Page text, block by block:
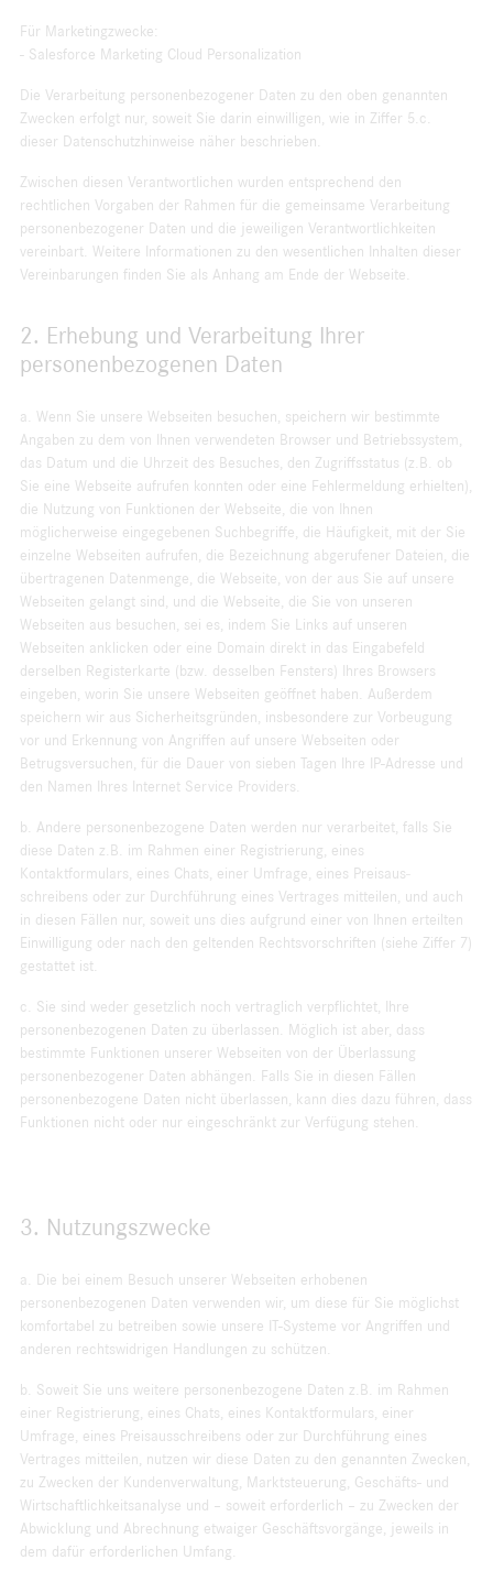
Für Marketingzwecke:
- Salesforce Marketing Cloud Personalization
Die Verarbeitung personenbezogener Daten zu den oben genannten
Zwecken erfolgt nur, soweit Sie darin einwilligen, wie in Ziffer 5.c.
dieser Datenschutzhinweise näher beschrieben.
Zwischen diesen Verantwortlichen wurden entsprechend den
rechtlichen Vorgaben der Rahmen für die gemeinsame Verarbeitung
personenbezogener Daten und die jeweiligen Verantwortlichkeiten
vereinbart. Weitere Informationen zu den wesentlichen Inhalten dieser
Vereinbarungen finden Sie als Anhang am Ende der Webseite.
2. Erhebung und Verarbeitung Ihrer
personenbezogenen Daten
a. Wenn Sie unsere Webseiten besuchen, speichern wir bestimmte
Angaben zu dem von Ihnen verwendeten Browser und Betriebssystem,
das Datum und die Uhrzeit des Besuches, den Zugriffsstatus (z.B. ob
Sie eine Webseite aufrufen konnten oder eine Fehlermeldung erhielten),
die Nutzung von Funktionen der Webseite, die von Ihnen
möglicherweise eingegebenen Suchbegriffe, die Häufigkeit, mit der Sie
einzelne Webseiten aufrufen, die Bezeichnung abgerufener Dateien, die
übertragenen Datenmenge, die Webseite, von der aus Sie auf unsere
Webseiten gelangt sind, und die Webseite, die Sie von unseren
Webseiten aus besuchen, sei es, indem Sie Links auf unseren
Webseiten anklicken oder eine Domain direkt in das Eingabefeld
derselben Registerkarte (bzw. desselben Fensters) Ihres Browsers
eingeben, worin Sie unsere Webseiten geöffnet haben. Außerdem
speichern wir aus Sicherheitsgründen, insbesondere zur Vorbeugung
vor und Erkennung von Angriffen auf unsere Webseiten oder
Betrugsversuchen, für die Dauer von sieben Tagen Ihre IP-Adresse und
den Namen Ihres Internet Service Providers.
b. Andere personenbezogene Daten werden nur verarbeitet, falls Sie
diese Daten z.B. im Rahmen einer Registrierung, eines
Kontaktformulars, eines Chats, einer Umfrage, eines Preisaus­
schreibens oder zur Durchführung eines Vertrages mitteilen, und auch
in diesen Fällen nur, soweit uns dies aufgrund einer von Ihnen erteilten
Einwilligung oder nach den geltenden Rechtsvorschriften (siehe Ziffer 7)
gestattet ist.
c. Sie sind weder gesetzlich noch vertraglich verpflichtet, Ihre
personenbezogenen Daten zu überlassen. Möglich ist aber, dass
bestimmte Funktionen unserer Webseiten von der Überlassung
personenbezogener Daten abhängen. Falls Sie in diesen Fällen
personenbezogene Daten nicht überlassen, kann dies dazu führen, dass
Funktionen nicht oder nur eingeschränkt zur Verfügung stehen.
3. Nutzungszwecke
a. Die bei einem Besuch unserer Webseiten erhobenen
personenbezogenen Daten verwenden wir, um diese für Sie möglichst
komfortabel zu betreiben sowie unsere IT-Systeme vor Angriffen und
anderen rechtswidrigen Handlungen zu schützen.
b. Soweit Sie uns weitere personenbezogene Daten z.B. im Rahmen
einer Registrierung, eines Chats, eines Kontaktformulars, einer
Umfrage, eines Preisaus­schreibens oder zur Durchführung eines
Vertrages mitteilen, nutzen wir diese Daten zu den genannten Zwecken,
zu Zwecken der Kundenverwaltung, Marktsteuerung, Geschäfts- und
Wirtschaftlichkeitsanalyse und – soweit erforderlich – zu Zwecken der
Abwicklung und Abrechnung etwaiger Geschäftsvorgänge, jeweils in
dem dafür erforderlichen Umfang.